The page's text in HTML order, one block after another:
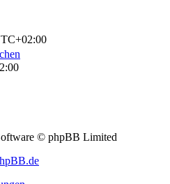
© phpBB Limited